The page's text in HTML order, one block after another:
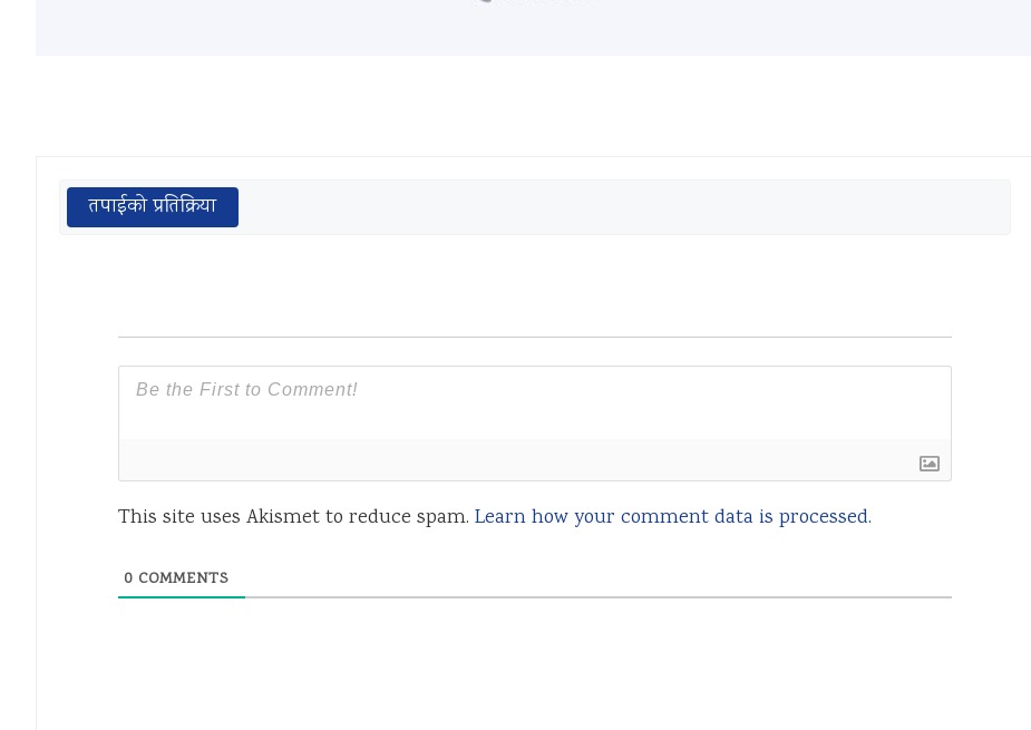
तपाईको प्रतिक्रिया
This site uses Akismet to reduce spam. Learn how your comment data is processed.
0 COMMENTS